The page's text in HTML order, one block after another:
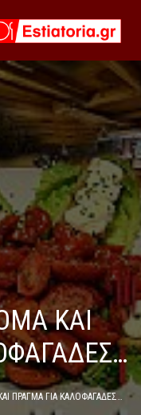
ΚΑΙ
ΠΡΑΓΜΑ ΓΙΑ ΚΑΛΟΦΑΓΑΔΕΣ…